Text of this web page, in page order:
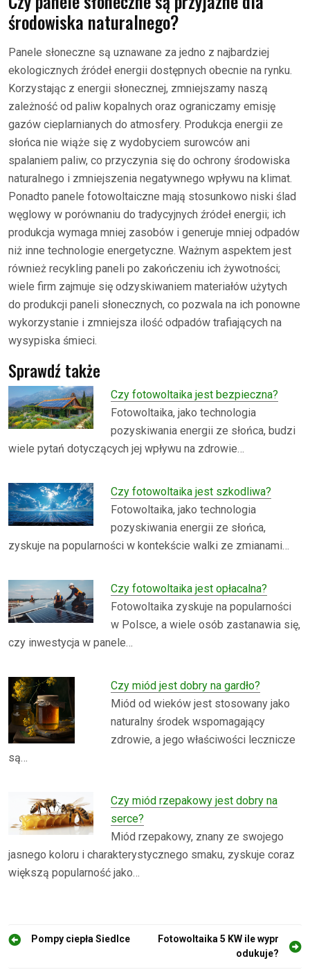
środowiska naturalnego?
Panele słoneczne są uznawane za jedno z najbardziej
ekologicznych źródeł energii dostępnych obecnie na rynku.
Korzystając z energii słonecznej, zmniejszamy naszą
zależność od paliw kopalnych oraz ograniczamy emisję
gazów cieplarnianych do atmosfery. Produkcja energii ze
słońca nie wiąże się z wydobyciem surowców ani
spalaniem paliw, co przyczynia się do ochrony środowiska
naturalnego i zmniejszenia negatywnego wpływu na klimat.
Ponadto panele fotowoltaiczne mają stosunkowo niski ślad
węglowy w porównaniu do tradycyjnych źródeł energii; ich
produkcja wymaga mniej zasobów i generuje mniej odpadów
niż inne technologie energetyczne. Ważnym aspektem jest
również recykling paneli po zakończeniu ich żywotności;
wiele firm zajmuje się odzyskiwaniem materiałów użytych
do produkcji paneli słonecznych, co pozwala na ich ponowne
wykorzystanie i zmniejsza ilość odpadów trafiających na
wysypiska śmieci.
Sprawdź także
Czy fotowoltaika jest bezpieczna?
Fotowoltaika, jako technologia
pozyskiwania energii ze słońca, budzi
wiele pytań dotyczących jej wpływu na zdrowie…
Czy fotowoltaika jest szkodliwa?
Fotowoltaika, jako technologia
pozyskiwania energii ze słońca,
zyskuje na popularności w kontekście walki ze zmianami…
Czy fotowoltaika jest opłacalna?
Fotowoltaika zyskuje na popularności
w Polsce, a wiele osób zastanawia się,
czy inwestycja w panele…
Czy miód jest dobry na gardło?
Miód od wieków jest stosowany jako
naturalny środek wspomagający
zdrowie, a jego właściwości lecznicze
są…
Czy miód rzepakowy jest dobry na
serce?
Miód rzepakowy, znany ze swojego
jasnego koloru i charakterystycznego smaku, zyskuje coraz
większą popularność jako…
N
Pompy ciepła Siedlce
Fotowoltaika 5 KW ile wypr
odukuje?